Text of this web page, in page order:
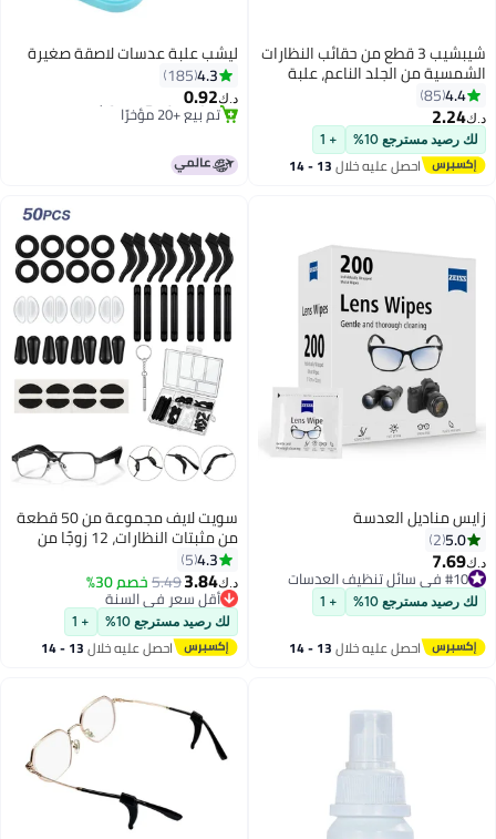
شيبشيب 3 قطع من حقائب النظارات
الشمسية من الجلد الناعم، علبة
النظارات المحمولة المضادة
للخدش، حقيبة النظارات الشمسية
المضادة للإجهاد، حقيبة تخزين
النظارات الشمسية مع حبل للرقبة
للنساء والرجال
4.4
85
د.ك‏2.24
لك رصيد مسترجع 10% + 1
احصل عليه خلال 13 - 14
ليشب علبة عدسات لاصقة صغيرة
4.3
185
د.ك‏0.92
#2 في حافظات العدسات اللاصقة
أقل سعر في 30 يوم
تم بيع +20 مؤخرًا
#2 في حافظات العدسات اللاصقة
زايس مناديل العدسة
5.0
2
د.ك‏7.69
#10 في سائل تنظيف العدسات
#10 في سائل تنظيف العدسات
لك رصيد مسترجع 10% + 1
احصل عليه خلال 13 - 14
سويت لايف مجموعة من 50 قطعة
من مثبتات النظارات، 12 زوجًا من
وسادات الأنف اللاصقة المضادة
حاملات خطافات أذن من السيليكون،
4 أطراف صدغ النظارات، كم للإصلاح
(أسود)
4.3
5
د.ك‏3.84
5.49خصم 30%
أقل سعر في السنة
بتخلّص بسرعة
أقل سعر في السنة
لك رصيد مسترجع 10% + 1
احصل عليه خلال 13 - 14